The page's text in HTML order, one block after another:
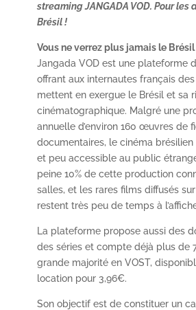
streaming JANGADA VOD. Pour les
Brésil !
Vous ne verrez plus jamais le
Jangada VOD est une plateforme
offrant aux internautes français
mettent en exergue le Brésil et sa
cinématographique. Malgré une
annuelle d’environ 160 œuvres de
documentaires, le cinéma
et peu accessible au public
peine 10% de cette production
salles, et les rares films diffusés
restent très peu de temps à
La plateforme propose aussi des
des séries et compte déjà plus de
grande majorité en VOST,
location pour 3,96€.
Son objectif est de constituer un